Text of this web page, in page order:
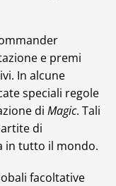
e premi
In alcune
speciali regole
di Magic. Tali
di
in tutto il mondo.
facoltative